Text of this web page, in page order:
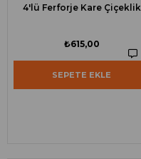
4'lü Ferforje Kare Çiçeklik
₺615,00
SEPETE EKLE